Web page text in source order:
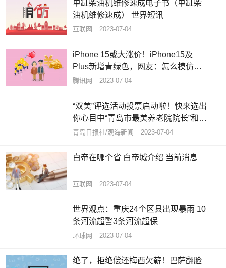
单缸柴油机维修速成电子书（单缸柴
油机维修速成） 世界短讯
互联网 2023-07-04
iPhone 15或大涨价！iPhone15及
Plus新增青绿色，网友：怎么模仿我
的iPhone12呢？ 焦点速读
腾讯网 2023-07-04
“双美”评选活动投票启动啦！快来选出
你心目中“青岛市最美养老院院长”和
“青岛市最美养老护理员”|全球资讯
青岛日报社/观海新闻 2023-07-04
白帝在哪个省 白帝城介绍 当前消息
互联网 2023-07-04
世界观点：重庆24个区县出现暴雨 10
条河流超警3条河流超保
环球网 2023-07-04
绝了，拒绝偿还梅西欠薪！巴萨翻脸